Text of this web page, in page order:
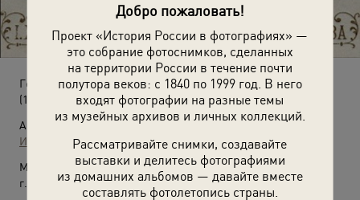
Добро пожаловать!
Проект «История России в фотографиях» —
это собрание фотоснимков, сделанных
на территории России в течение почти
полутора веков: с 1840 по 1999 год. В него
входят фотографии на разные темы
из музейных архивов и личных коллекций.
Рассматривайте снимки, создавайте
выставки и делитесь фотографиями
из домашних альбомов — давайте вместе
составлять фотолетопись страны.
Георгий и Нина – дети Владимира Ивановича Вернадского
(1903 год)
Автор:
Иосиф Хмелевский
Место съемки:
г. Полтава